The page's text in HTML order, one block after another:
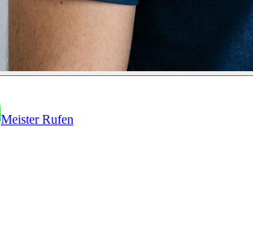
Meister Rufen